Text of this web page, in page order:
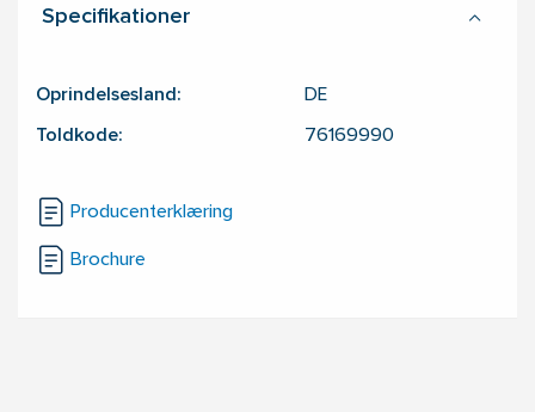
Specifikationer
Oprindelsesland: DE
Toldkode: 76169990
Producenterklæring
Brochure